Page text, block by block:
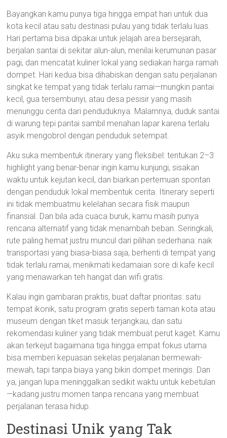
Bayangkan kamu punya tiga hingga empat hari untuk dua
kota kecil atau satu destinasi pulau yang tidak terlalu luas.
Hari pertama bisa dipakai untuk jelajah area bersejarah,
berjalan santai di sekitar alun-alun, menilai kerumunan pasar
pagi, dan mencatat kuliner lokal yang sediakan harga ramah
dompet. Hari kedua bisa dihabiskan dengan satu perjalanan
singkat ke tempat yang tidak terlalu ramai—mungkin pantai
kecil, gua tersembunyi, atau desa pesisir yang masih
menunggu cerita dari penduduknya. Malamnya, duduk santai
di warung tepi pantai sambil menahan lapar karena terlalu
asyik mengobrol dengan penduduk setempat.
Aku suka membentuk itinerary yang fleksibel: tentukan 2–3
highlight yang benar-benar ingin kamu kunjungi, sisakan
waktu untuk kejutan kecil, dan biarkan pertemuan spontan
dengan penduduk lokal membentuk cerita. Itinerary seperti
ini tidak membuatmu kelelahan secara fisik maupun
finansial. Dan bila ada cuaca buruk, kamu masih punya
rencana alternatif yang tidak menambah beban. Seringkali,
rute paling hemat justru muncul dari pilihan sederhana: naik
transportasi yang biasa-biasa saja, berhenti di tempat yang
tidak terlalu ramai, menikmati kedamaian sore di kafe kecil
yang menawarkan teh hangat dan wifi gratis.
Kalau ingin gambaran praktis, buat daftar prioritas: satu
tempat ikonik, satu program gratis seperti taman kota atau
museum dengan tiket masuk terjangkau, dan satu
rekomendasi kuliner yang tidak membuat perut kaget. Kamu
akan terkejut bagaimana tiga hingga empat fokus utama
bisa memberi kepuasan sekelas perjalanan bermewah-
mewah, tapi tanpa biaya yang bikin dompet meringis. Dan
ya, jangan lupa meninggalkan sedikit waktu untuk kebetulan
—kadang justru momen tanpa rencana yang membuat
perjalanan terasa hidup.
Destinasi Unik yang Tak